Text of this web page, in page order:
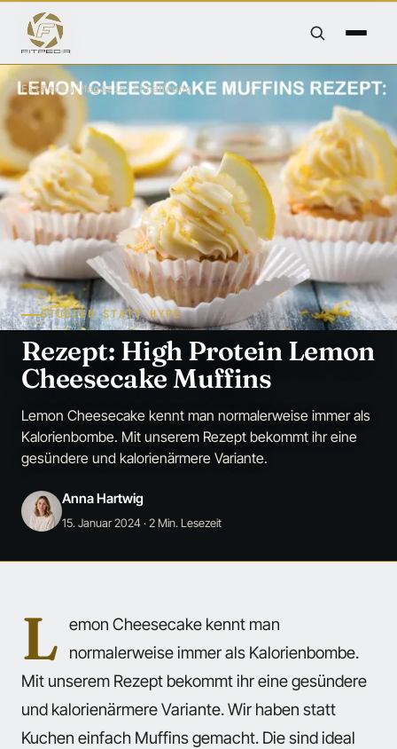
FitPedia/Magazin/Ernährung
STUDIEN STATT HYPE
Rezept: High Protein Lemon
Cheesecake Muffins
Lemon Cheesecake kennt man normalerweise immer als
Kalorienbombe. Mit unserem Rezept bekommt ihr eine
gesündere und kalorienärmere Variante.
Anna Hartwig
15. Januar 2024· 2 Min. Lesezeit
L emon Cheesecake kennt man
normalerweise immer als Kalorienbombe.
Mit unserem Rezept bekommt ihr eine gesündere
und kalorienärmere Variante. Wir haben statt
Kuchen einfach Muffins gemacht. Die sind ideal